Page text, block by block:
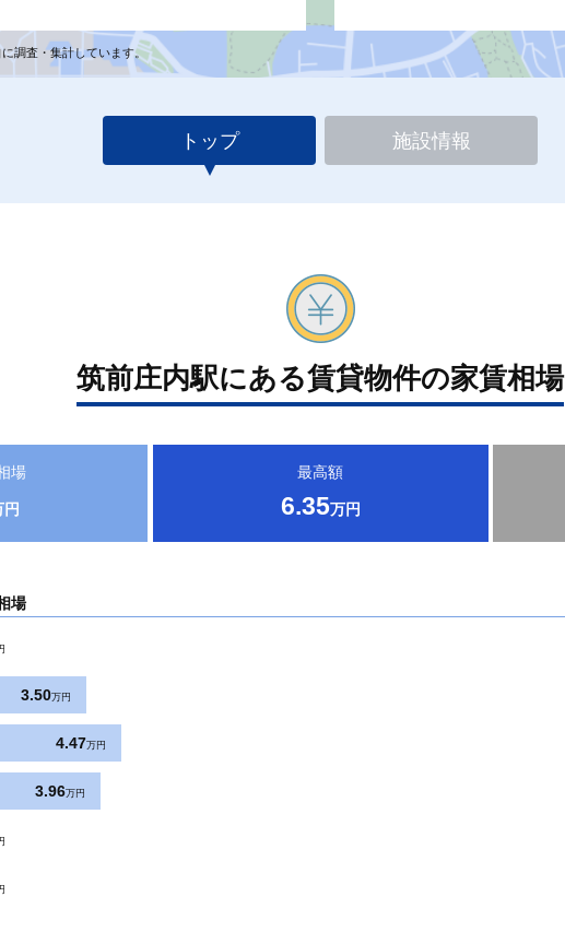
調査・集計しています。
トップ 施設情報
筑前庄内駅にある賃貸物件の家賃相場
場
円
最高額
6.35万円
場
3.50万円
4.47万円
3.96万円